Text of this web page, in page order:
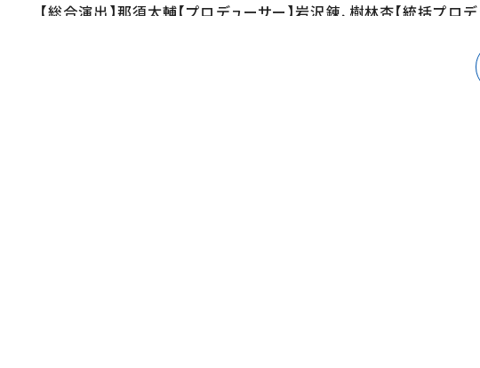
【総合演出】那須太輔【プロデューサー】岩沢錬、樹林杏【統括プ